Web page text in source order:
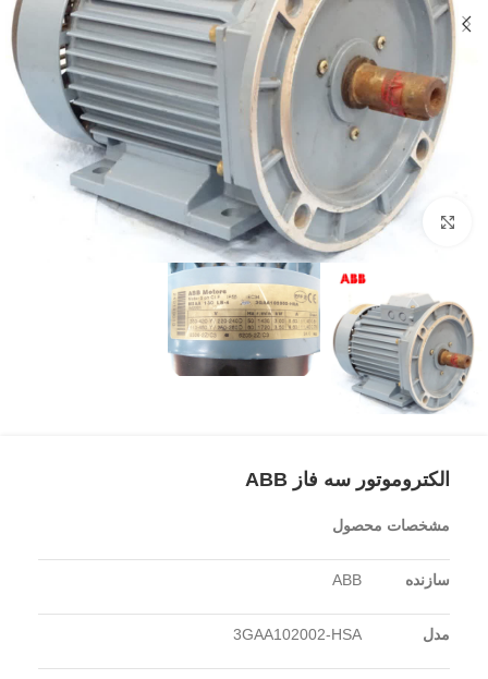
برای بزرگنمایی کلیک کنید
الکتروموتور سه فاز ABB
مشخصات محصول
سازنده
مدل